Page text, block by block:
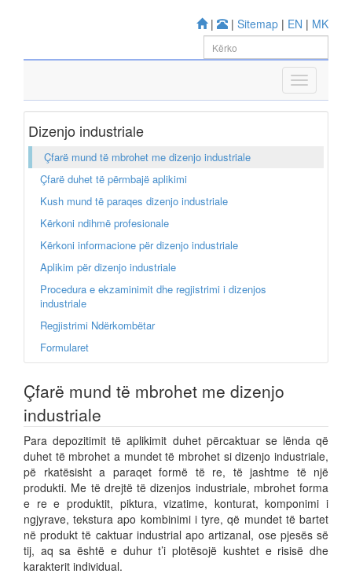
| | Sitemap | EN | MK
Dizenjo industriale
Çfarë mund të mbrohet me dizenjo industriale
Çfarë duhet të përmbajë aplikimi
Kush mund të paraqes dizenjo industriale
Kërkoni ndihmë profesionale
Kërkoni informacione për dizenjo industriale
Aplikim për dizenjo industriale
Procedura e ekzaminimit dhe regjistrimi i dizenjos
industriale
Regjistrimi Ndërkombëtar
Formularet
Çfarë mund të mbrohet me dizenjo
industriale
Para depozitimit të aplikimit duhet përcaktuar se lënda që
duhet të mbrohet a mundet të mbrohet si dizenjo industriale,
pë rkatësisht a paraqet formë të re, të jashtme të një
produkti. Me të drejtë të dizenjos industriale, mbrohet forma
e re e produktit, piktura, vizatime, konturat, komponimi i
ngjyrave, tekstura apo kombinimi i tyre, që mundet të bartet
në produkt të caktuar industrial apo artizanal, ose pjesës së
tij, aq sa është e duhur t’i plotësojë kushtet e risisë dhe
karakterit individual.